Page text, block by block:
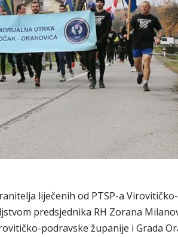
liječenih od PTSP-a
predsjednika RH Zorana
podravske županije i Grada